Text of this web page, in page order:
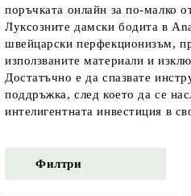
поръчката онлайн за по-малко
Луксозните дамски бодита в
швейцарски перфекционизъм,
използваните материали и
Достатъчно е да спазвате
поддръжка, след което да се
интелигентната инвестиция в
Филтри